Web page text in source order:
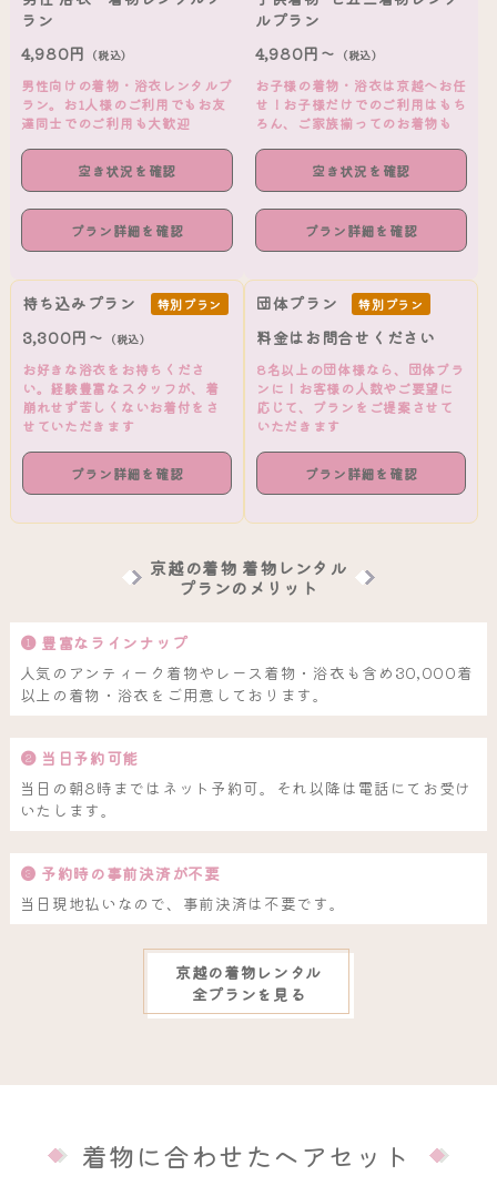
ラン
4,980円 （税込）
男性向けの着物・浴衣レンタルプ
ラン。お1人様のご利用でもお友
達同士でのご利用も大歓迎
空き状況を確認
プラン詳細を確認
ルプラン
4,980円～ （税込）
お子様の着物・浴衣は京越へお任
せ！お子様だけでのご利用はもち
ろん、ご家族揃ってのお着物も
空き状況を確認
プラン詳細を確認
持ち込みプラン 特別プラン
3,300円～ （税込）
お好きな浴衣をお持ちくださ
い。経験豊富なスタッフが、着
崩れせず苦しくないお着付をさ
せていただきます
プラン詳細を確認
団体プラン 特別プラン
料金はお問合せください
8名以上の団体様なら、団体プラ
ンに！お客様の人数やご要望に
応じて、プランをご提案させて
いただきます
プラン詳細を確認
京越の着物 着物レンタル
プランのメリット
❶ 豊富なラインナップ
人気のアンティーク着物やレース着物・浴衣も含め30,000着
以上の着物・浴衣をご用意しております。
❷ 当日予約可能
当日の朝8時まではネット予約可。それ以降は電話にてお受け
いたします。
❸ 予約時の事前決済が不要
当日現地払いなので、事前決済は不要です。
京越の着物レンタル
全プランを見る
着物に合わせたヘアセット